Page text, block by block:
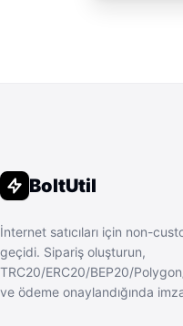
BoltUtil
İnternet satıcıları için non-
geçidi. Sipariş oluşturun,
TRC20/ERC20/BEP20/
ve ödeme onaylandığında